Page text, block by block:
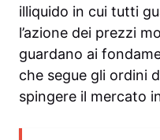
illiquido in cui tutti
l’azione dei prezzi
guardano ai
che segue gli ordini
spingere il mercato